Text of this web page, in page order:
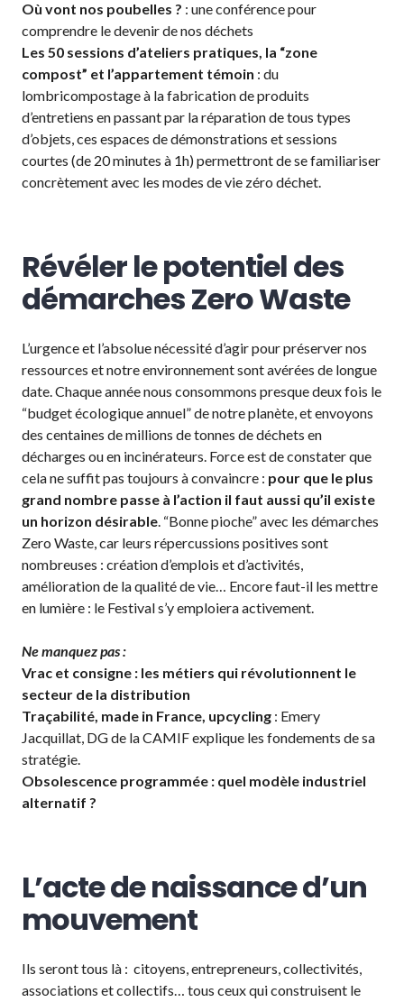
Où vont nos poubelles ? : une conférence pour
comprendre le devenir de nos déchets
Les 50 sessions d’ateliers pratiques, la “zone
compost” et l’appartement témoin : du
lombricompostage à la fabrication de produits
d’entretiens en passant par la réparation de tous types
d’objets, ces espaces de démonstrations et sessions
courtes (de 20 minutes à 1h) permettront de se familiariser
concrètement avec les modes de vie zéro déchet.
Révéler le potentiel des
démarches Zero Waste
L’urgence et l’absolue nécessité d’agir pour préserver nos
ressources et notre environnement sont avérées de longue
date. Chaque année nous consommons presque deux fois le
“budget écologique annuel” de notre planète, et envoyons
des centaines de millions de tonnes de déchets en
décharges ou en incinérateurs. Force est de constater que
cela ne suffit pas toujours à convaincre : pour que le plus
grand nombre passe à l’action il faut aussi qu’il existe
un horizon désirable. “Bonne pioche” avec les démarches
Zero Waste, car leurs répercussions positives sont
nombreuses : création d’emplois et d’activités,
amélioration de la qualité de vie… Encore faut-il les mettre
en lumière : le Festival s’y emploiera activement.
Ne manquez pas :
Vrac et consigne : les métiers qui révolutionnent le
secteur de la distribution
Traçabilité, made in France, upcycling : Emery
Jacquillat, DG de la CAMIF explique les fondements de sa
stratégie.
Obsolescence programmée : quel modèle industriel
alternatif ?
L’acte de naissance d’un
mouvement
Ils seront tous là : citoyens, entrepreneurs, collectivités,
associations et collectifs… tous ceux qui construisent le